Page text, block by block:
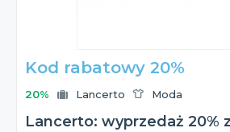
Kod rabatowy 20%
20% Lancerto Moda
Lancerto: wyprzedaż 20%